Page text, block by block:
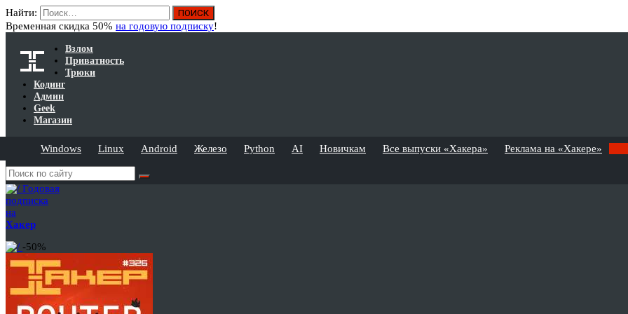
Найти:
Временная скидка 50% на годовую подписку!
Взлом
Приватность
Трюки
Кодинг
Админ
Geek
Магазин
Windows Linux Android Железо Python AI Новичкам Все выпуски «Хакера» Реклама на «Хакере»
Годовая
подписка
на
Хакер
-50%